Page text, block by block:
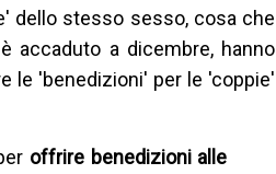
dello stesso sesso, cosa che
accaduto a dicembre, hanno
le 'benedizioni' per le 'coppie'
offrire benedizioni alle